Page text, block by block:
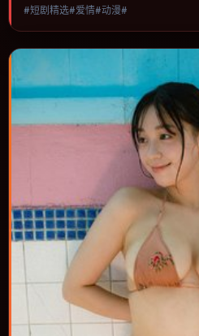
奏与视听语言统一，可作为休闲观影
#短剧精选#爱情#动漫#